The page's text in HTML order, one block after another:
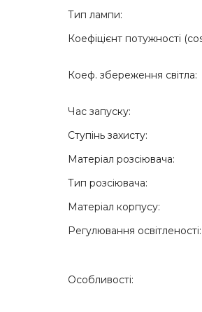
Тип лампи:
Коефіцієнт потужності
Коеф. збереження світла:
Час запуску:
Ступінь захисту:
Матеріал розсіювача:
Тип розсіювача:
Матеріал корпусу:
Регулювання освітленості:
Особливості: